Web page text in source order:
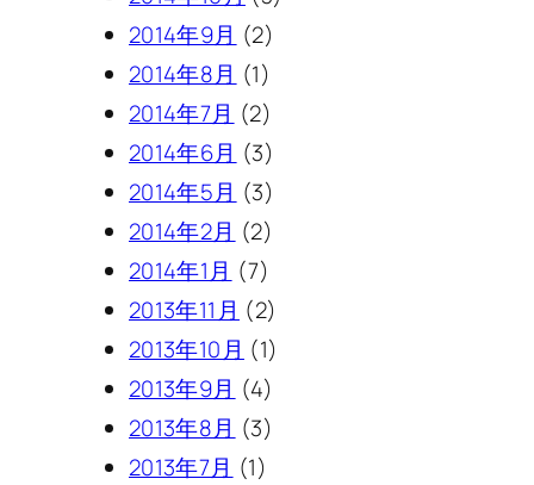
2014年9月 (2)
2014年8月 (1)
2014年7月 (2)
2014年6月 (3)
2014年5月 (3)
2014年2月 (2)
2014年1月 (7)
2013年11月 (2)
2013年10月 (1)
2013年9月 (4)
2013年8月 (3)
2013年7月 (1)